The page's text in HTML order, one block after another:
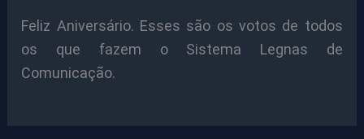
Feliz Aniversário. Esses são os votos de todos
os que fazem o Sistema Legnas de
Comunicação.